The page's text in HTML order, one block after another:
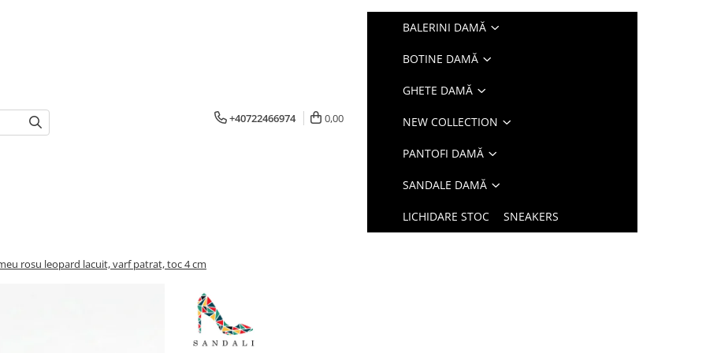
+40722466974 0,00
BALERINI DAMĂ
BOTINE DAMĂ
GHETE DAMĂ
NEW COLLECTION
PANTOFI DAMĂ
SANDALE DAMĂ
LICHIDARE STOC SNEAKERS
rosu leopard lacuit, varf patrat, toc 4 cm